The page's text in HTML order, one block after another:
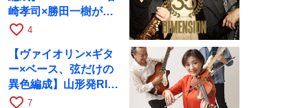
崎孝司×勝田一樹が10
月11日に京都RAGへ
favorite_border 4
【ヴァイオリン×ギタ
ー×ベース、弦だけの
異色編成】山形発RIM
が初全国ツアーで8月
favorite_border 7